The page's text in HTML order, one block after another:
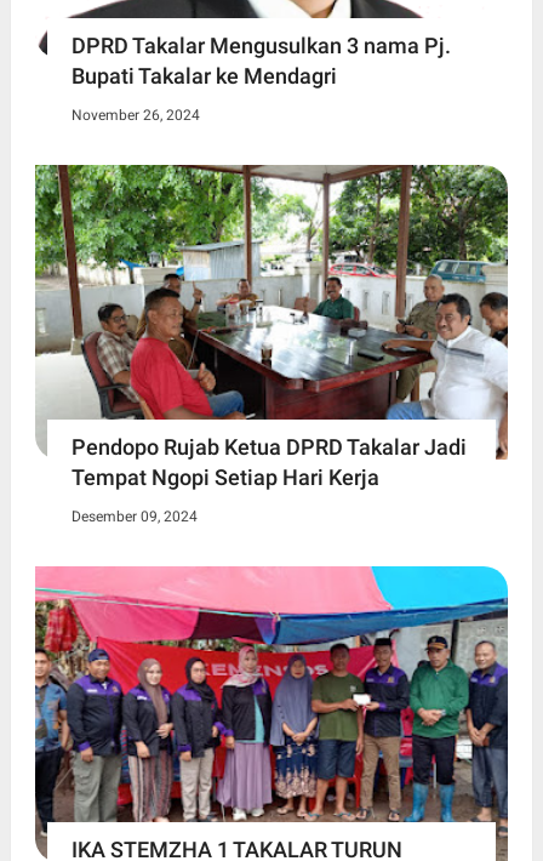
DPRD Takalar Mengusulkan 3 nama Pj.
Bupati Takalar ke Mendagri
November 26, 2024
Pendopo Rujab Ketua DPRD Takalar Jadi
Tempat Ngopi Setiap Hari Kerja
Desember 09, 2024
IKA STEMZHA 1 TAKALAR TURUN